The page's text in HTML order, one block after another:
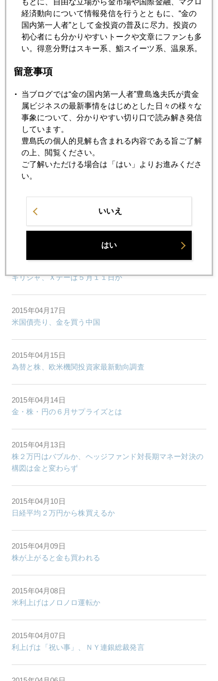
アテネで感じる「５月の波乱」と日本への警鐘
2015年04月27日
アテネ発レポート
ビットコインに走るギリシャ国民
2015年04月23日
株と金の買い時は？
2015年04月22日
「いまこそ金投資」と「便失禁に朗報」のコラボ？！
ギリシャ、Ｘデーは５月１１日か
2015年04月17日
米国債売り、金を買う中国
2015年04月15日
為替と株、欧米機関投資家最新動向調査
2015年04月14日
金・株・円の６月サプライズとは
2015年04月13日
株２万円はバブルか、ヘッジファンド対長期マネー対決の
構図は金と変わらず
2015年04月10日
日経平均２万円から株買えるか
2015年04月09日
株が上がると金も買われる
2015年04月08日
米利上げはノロノロ運転か
2015年04月07日
利上げは「祝い事」、ＮＹ連銀総裁発言
経済動向について情報発信を行うとともに、“金の
国内第一人者”として金投資の普及に尽力。投資の
初心者にも分かりやすいトークや文章にファンも多
い。得意分野はスキー系、鮨スイーツ系、温泉系。
留意事項
当ブログでは“金の国内第一人者”豊島逸夫氏が貴金
属ビジネスの最新事情をはじめとした日々の様々な
事象について、分かりやすい切り口で読み解き発信
しています。
豊島氏の個人的見解も含まれる内容である旨ご了解
の上、閲覧ください。
ご了解いただける場合は「はい」よりお進みくださ
い。
いいえ
はい